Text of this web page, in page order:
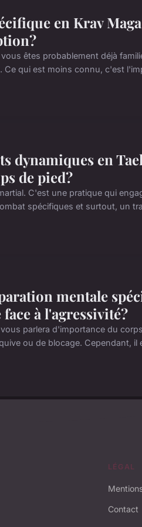
en Krav
êtes probablement déjà
qui est moins connu, c'est
dynamiques en
de pied?
C'est une pratique qui
spécifiques et surtout, un
mentale
à l'agressivité?
parlera d'importance du
ou de blocage. Cependant, il
LÉGAL
Contact